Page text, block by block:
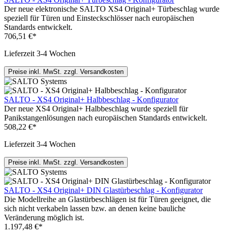
Der neue elektronische SALTO XS4 Original+ Türbeschlag wurde
speziell für Türen und Einsteckschlösser nach europäischen
Standards entwickelt.
706,51 €*
Lieferzeit 3-4 Wochen
Preise inkl. MwSt. zzgl. Versandkosten
SALTO - XS4 Original+ Halbbeschlag - Konfigurator
Der neue XS4 Original+ Halbbeschlag wurde speziell für
Panikstangenlösungen nach europäischen Standards entwickelt.
508,22 €*
Lieferzeit 3-4 Wochen
Preise inkl. MwSt. zzgl. Versandkosten
SALTO - XS4 Original+ DIN Glastürbeschlag - Konfigurator
Die Modellreihe an Glastürbeschlägen ist für Türen geeignet, die
sich nicht verkabeln lassen bzw. an denen keine bauliche
Veränderung möglich ist.
1.197,48 €*